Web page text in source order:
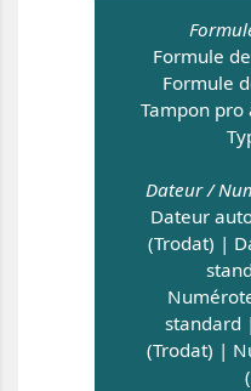
Formule
Formule
Tampon pro
Dateur /
Dateur
(Trodat) |
standard |
(Trodat) |